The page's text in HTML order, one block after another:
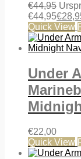
€44,95
€44,95€
Quick View
Under
€22,00
Quick View